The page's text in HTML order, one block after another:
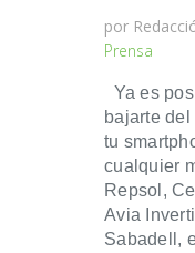
por
Prensa
Ya es
bajarte
tu
cualquier
Repsol,
Avia
Sabadell,